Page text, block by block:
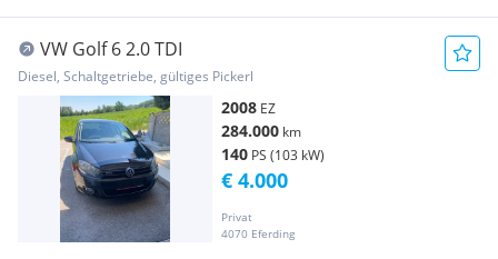
VW Golf 6 2.0 TDI
Diesel, Schaltgetriebe, gültiges Pickerl
2008 EZ
284.000 km
140 PS (103 kW)
Privat
4070 Eferding
€ 4.000